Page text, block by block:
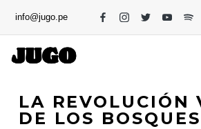
info@jugo.pe
LA REVOLUCIÓN
DE LOS BOSQUES